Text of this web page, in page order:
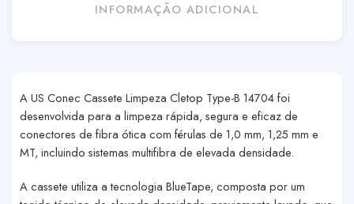
INFORMAÇÃO ADICIONAL
AUS Conec Cassete Limpeza Cletop Type-B 14704foi
desenvolvida para a limpeza rápida, segura e eficaz de
conectores de fibra ótica com férulas de 1,0 mm, 1,25 mm e
MT, incluindo sistemas multifibra de elevada densidade.
A cassete utiliza a tecnologia BlueTape, composta por um